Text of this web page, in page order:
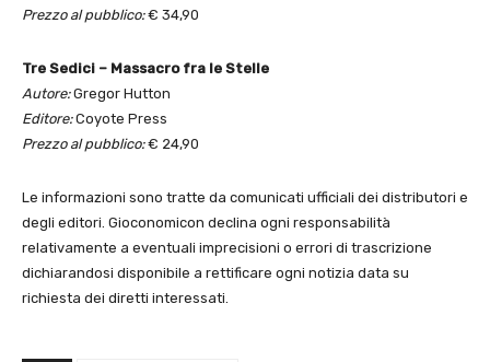
Prezzo al pubblico:€ 34,90
Tre Sedici – Massacro fra le Stelle
Autore:Gregor Hutton
Editore:Coyote Press
Prezzo al pubblico:€ 24,90
Le informazioni sono tratte da comunicati ufficiali dei distributori e
degli editori. Gioconomicon declina ogni responsabilità
relativamente a eventuali imprecisioni o errori di trascrizione
dichiarandosi disponibile a rettificare ogni notizia data su
richiesta dei diretti interessati.